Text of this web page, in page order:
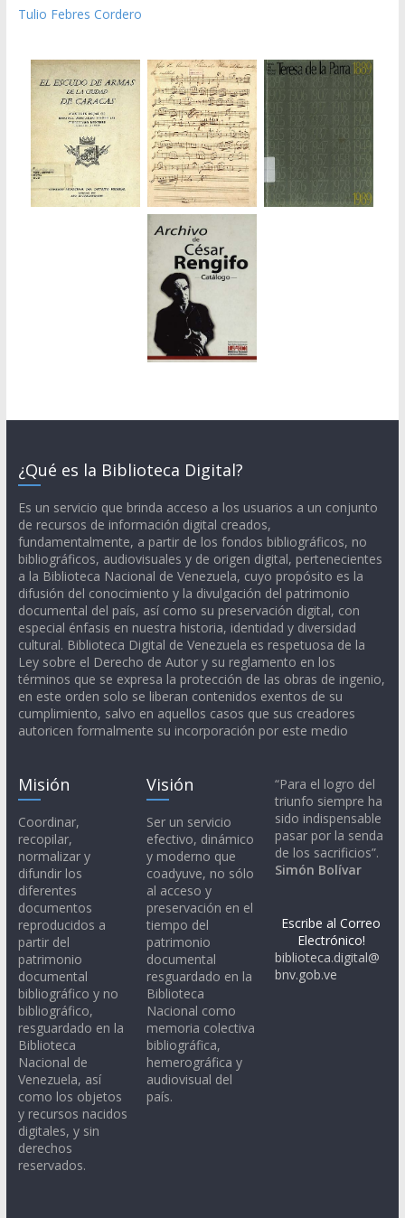
Tulio Febres Cordero
¿Qué es la Biblioteca Digital?
Es un servicio que brinda acceso a los usuarios a un conjunto
de recursos de información digital creados,
fundamentalmente, a partir de los fondos bibliográficos, no
bibliográficos, audiovisuales y de origen digital, pertenecientes
a la Biblioteca Nacional de Venezuela, cuyo propósito es la
difusión del conocimiento y la divulgación del patrimonio
documental del país, así como su preservación digital, con
especial énfasis en nuestra historia, identidad y diversidad
cultural. Biblioteca Digital de Venezuela es respetuosa de la
Ley sobre el Derecho de Autor y su reglamento en los
términos que se expresa la protección de las obras de ingenio,
en este orden solo se liberan contenidos exentos de su
cumplimiento, salvo en aquellos casos que sus creadores
autoricen formalmente su incorporación por este medio
Misión
Coordinar,
recopilar,
normalizar y
difundir los
diferentes
documentos
reproducidos a
partir del
patrimonio
documental
bibliográfico y no
bibliográfico,
resguardado en la
Biblioteca
Nacional de
Venezuela, así
como los objetos
y recursos nacidos
digitales, y sin
derechos
reservados.
Visión
Ser un servicio
efectivo, dinámico
y moderno que
coadyuve, no sólo
al acceso y
preservación en el
tiempo del
patrimonio
documental
resguardado en la
Biblioteca
Nacional como
memoria colectiva
bibliográfica,
hemerográfica y
audiovisual del
país.
“Para el logro del
triunfo siempre ha
sido indispensable
pasar por la senda
de los sacrificios”.
Simón Bolívar
Escribe al Correo
Electrónico!
biblioteca.digital@
bnv.gob.ve